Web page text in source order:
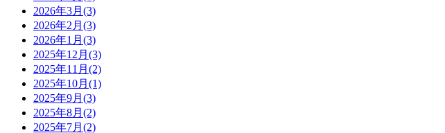
2026年3月(3)
2026年2月(3)
2026年1月(3)
2025年12月(3)
2025年11月(2)
2025年10月(1)
2025年9月(3)
2025年8月(2)
2025年7月(2)